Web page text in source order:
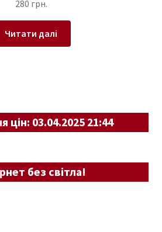
280 грн.
Читати далі
цін: 03.04.2025 21:44
без світла!